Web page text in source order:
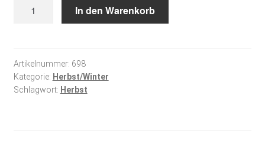
In den Warenkorb
Artikelnummer: 698
Kategorie: Herbst/Winter
Schlagwort: Herbst